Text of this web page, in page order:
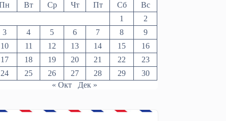
Вт Ср Чт Пт Сб
Вс
1
2
3
4 5 6 7 8
9
10
11 12 13 14 15
16
17
18 19 20 21 22
23
24
25 26 27 28 29
30
« Окт
Дек »